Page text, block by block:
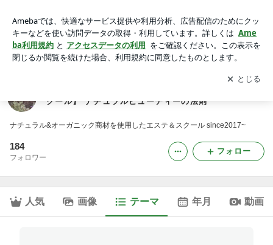
ックエステスクール】 ナチュラルビューティーの法則
アプリをダウンロードして ブログの更新通知
を受け取りまし
ょう。
開く
クール】 ナチュラルビューティーの法則
ナチュラル&オーガニック商材を使用したエステ＆スクール since2017~
184
フォロワー
フォロー
人気 画像 テーマ 年月 動画